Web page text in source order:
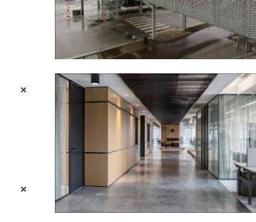
HAVANASITE FIETSPAVILJOEN IN ANTWERPEN